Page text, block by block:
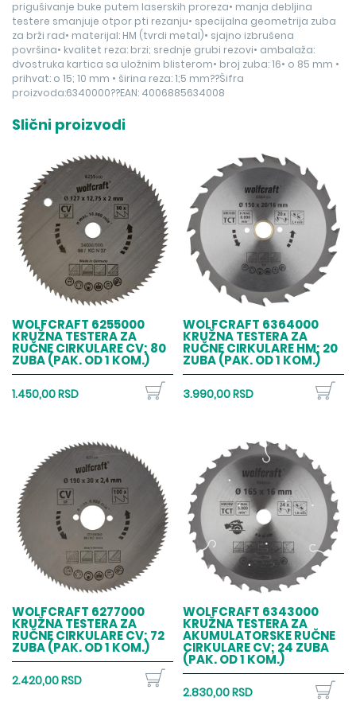
prigušivanje buke putem laserskih proreza• manja debljina
testere smanjuje otpor pti rezanju• specijalna geometrija zuba
za brži rad• materijal: HM (tvrdi metal)• sjajno izbrušena
površina• kvalitet reza: brzi; srednje grubi rezovi• ambalaža:
dvostruka kartica sa uložnim blisterom• broj zuba: 16• o 85 mm •
prihvat: o 15; 10 mm • širina reza: 1;5 mm??Šifra
proizvoda:6340000??EAN: 4006885634008
Slični proizvodi
WOLFCRAFT 6255000
KRUŽNA TESTERA ZA
RUČNE CIRKULARE CV; 80
ZUBA (PAK. OD 1 KOM.)
1.450,00 RSD
WOLFCRAFT 6364000
KRUŽNA TESTERA ZA
RUČNE CIRKULARE HM; 20
ZUBA (PAK. OD 1 KOM.)
3.990,00 RSD
WOLFCRAFT 6277000
KRUŽNA TESTERA ZA
RUČNE CIRKULARE CV; 72
ZUBA (PAK. OD 1 KOM.)
2.420,00 RSD
WOLFCRAFT 6343000
KRUŽNA TESTERA ZA
AKUMULATORSKE RUČNE
CIRKULARE CV; 24 ZUBA
(PAK. OD 1 KOM.)
2.830,00 RSD